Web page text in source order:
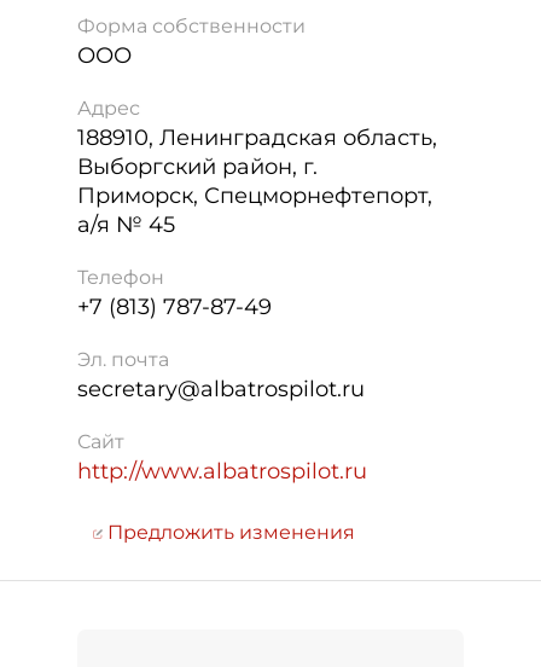
Форма собственности
ООО
Адрес
188910, Ленинградская область,
Выборгский район, г.
Приморск, Спецморнефтепорт,
а/я № 45
Телефон
+7 (813) 787-87-49
Эл. почта
secretary@albatrospilot.ru
Сайт
http://www.albatrospilot.ru
Предложить изменения